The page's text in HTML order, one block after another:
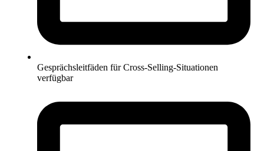
Gesprächsleitfäden für Cross-Selling-Situationen
verfügbar